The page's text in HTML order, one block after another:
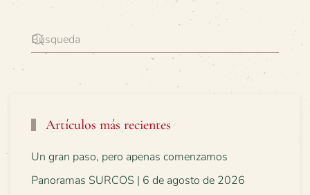
Artículos más recientes
Un gran paso, pero apenas comenzamos
Panoramas SURCOS | 6 de agosto de 2026